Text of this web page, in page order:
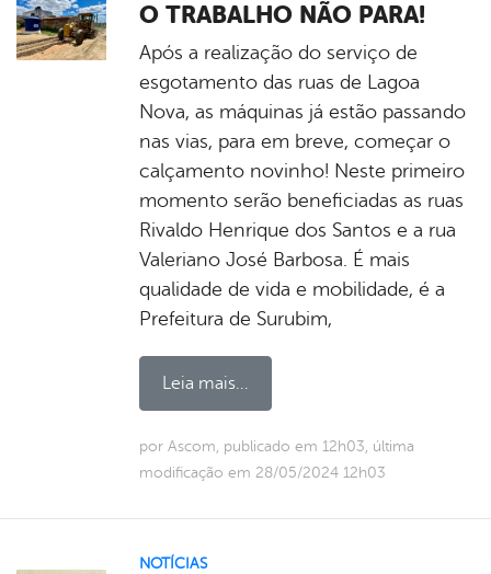
O TRABALHO NÃO PARA!
Após a realização do serviço de
esgotamento das ruas de Lagoa
Nova, as máquinas já estão passando
nas vias, para em breve, começar o
calçamento novinho! Neste primeiro
momento serão beneficiadas as ruas
Rivaldo Henrique dos Santos e a rua
Valeriano José Barbosa. É mais
qualidade de vida e mobilidade, é a
Prefeitura de Surubim,
Leia mais...
por Ascom, publicado em 12h03, última
modificação em 28/05/2024 12h03
NOTÍCIAS